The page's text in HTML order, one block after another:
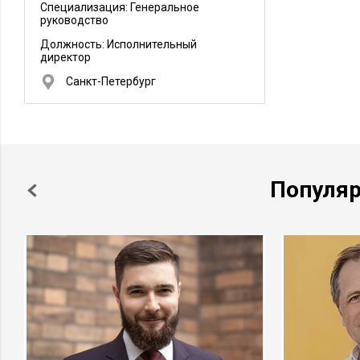
Специализация: Генеральное
руководство
Должность: Исполнительный
директор
Санкт-Петербург